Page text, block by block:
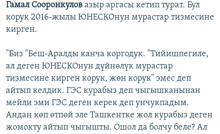
Гамал Сооронкулов азыр аргасы кетип турат. Бул
корук 2016-жылы ЮНЕСКОнун мурастар тизмесине
кирген.
"Биз "Беш-Аралды канча коргодук. "Тийишпегиле,
ал деген ЮНЕСКОнун дүйнөлүк мурастар
тизмесине кирген корук, жөн корук" эмес деп
айтып келдик. ГЭС курабыз деп чыгышканынан
мейли эми ГЭС деген керек деп унчукпадым.
Андан көп өтпөй эле Ташкентке жол курабыз деген
жомокту айтып чыгышты. Ошол да болчу беле? Ал